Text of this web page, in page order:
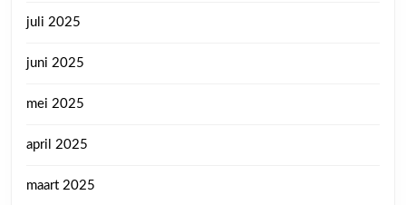
juli 2025
juni 2025
mei 2025
april 2025
maart 2025